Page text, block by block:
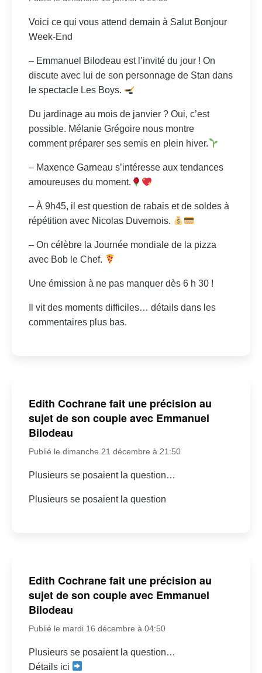
Voici ce qui vous attend demain à Salut Bonjour
Week-End
– Emmanuel Bilodeau est l’invité du jour ! On
discute avec lui de son personnage de Stan dans
le spectacle Les Boys.
Du jardinage au mois de janvier ? Oui, c’est
possible. Mélanie Grégoire nous montre
comment préparer ses semis en plein hiver.
– Maxence Garneau s’intéresse aux tendances
amoureuses du moment.
– À 9h45, il est question de rabais et de soldes à
répétition avec Nicolas Duvernois.
– On célèbre la Journée mondiale de la pizza
avec Bob le Chef.
Une émission à ne pas manquer dès 6 h 30 !
Il vit des moments difficiles… détails dans les
commentaires plus bas.
Edith Cochrane fait une précision au
sujet de son couple avec Emmanuel
Bilodeau
Publié le dimanche 21 décembre à 21:50
Plusieurs se posaient la question…
Plusieurs se posaient la question
Edith Cochrane fait une précision au
sujet de son couple avec Emmanuel
Bilodeau
Publié le mardi 16 décembre à 04:50
Plusieurs se posaient la question…
Détails ici